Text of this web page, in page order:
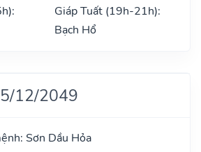
Giáp Tuất (19h-21h):
Bạch Hổ
12/2049
Sơn Dầu Hỏa